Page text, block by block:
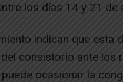
los días 14 y 21 de
indican que esta
consistorio ante los
ocasionar la